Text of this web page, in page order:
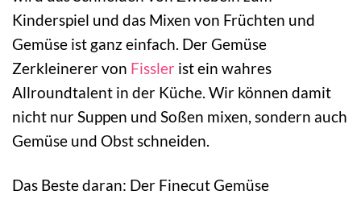
Kinderspiel und das Mixen von Früchten und
Gemüse ist ganz einfach. Der Gemüse
Zerkleinerer von Fissler ist ein wahres
Allroundtalent in der Küche. Wir können damit
nicht nur Suppen und Soßen mixen, sondern auch
Gemüse und Obst schneiden.
Das Beste daran: Der Finecut Gemüse